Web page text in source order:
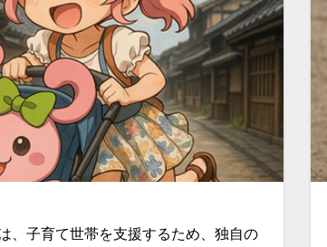
、子育て世帯を支援するため、独自の